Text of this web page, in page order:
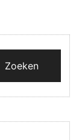
Zoeken